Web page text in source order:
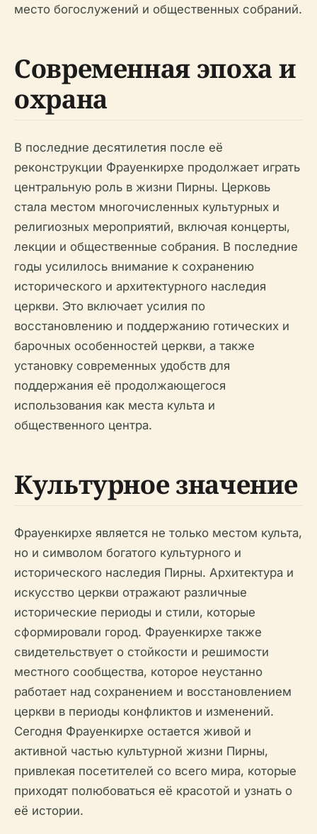
место богослужений и общественных собраний.
Современная эпоха и
охрана
В последние десятилетия после её
реконструкции Фрауенкирхе продолжает играть
центральную роль в жизни Пирны. Церковь
стала местом многочисленных культурных и
религиозных мероприятий, включая концерты,
лекции и общественные собрания. В последние
годы усилилось внимание к сохранению
исторического и архитектурного наследия
церкви. Это включает усилия по
восстановлению и поддержанию готических и
барочных особенностей церкви, а также
установку современных удобств для
поддержания её продолжающегося
использования как места культа и
общественного центра.
Культурное значение
Фрауенкирхе является не только местом культа,
но и символом богатого культурного и
исторического наследия Пирны. Архитектура и
искусство церкви отражают различные
исторические периоды и стили, которые
сформировали город. Фрауенкирхе также
свидетельствует о стойкости и решимости
местного сообщества, которое неустанно
работает над сохранением и восстановлением
церкви в периоды конфликтов и изменений.
Сегодня Фрауенкирхе остается живой и
активной частью культурной жизни Пирны,
привлекая посетителей со всего мира, которые
приходят полюбоваться её красотой и узнать о
её истории.